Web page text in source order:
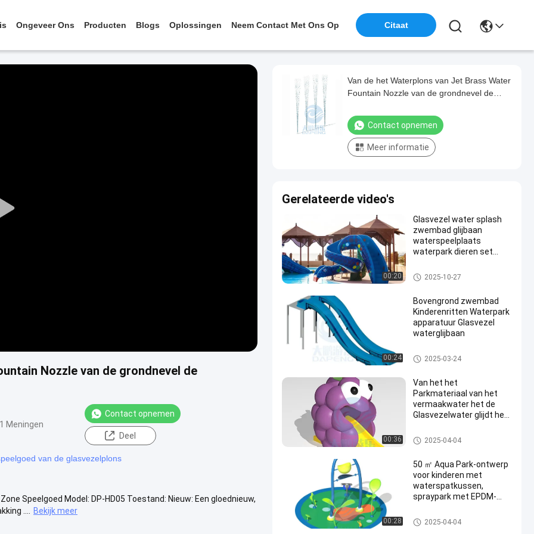
Ongeveer Ons Producten Blogs Oplossingen Neem Contact Met Ons Op Citaat
Play
Nozzle van de grondnevel de
Meningen
Contact opnemen
Deel
van de glasvezelplons
Speelgoed Model: DP-HD05 Toestand: Nieuw: Een gloednieuw,
....
Bekijk meer
Van de het Waterplons van Jet Brass Water
Fountain Nozzle van de grondnevel de
Contact opnemen
Meer informatie
Gerelateerde video's
00:20
Glasvezel water splash
zwembad glijbaan
waterspeelplaats
waterpark dieren set
zwembad glijbaan voor
kinderen
Het Stootkussen van de water
plons
2025-10-27
00:24
Bovengrond zwembad
Kinderenritten Waterpark
apparatuur Glasvezel
waterglijbaan
De Dia van het Zwembadwater
2025-03-24
00:36
Van het het
Parkmateriaal van het
vermaakwater het de
Glasvezelwater glijdt het
Waterspelen voor
Commercieel Zwembad
Mini Pool Slide
2025-04-04
00:28
50 ㎡ Aqua Park-ontwerp
voor kinderen met
waterspatkussen,
spraypark met EPDM-
Aqua Park
2025-04-04